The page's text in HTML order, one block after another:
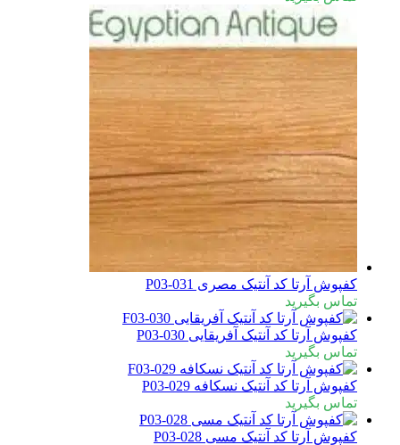
کفپوش آرتا کد آنتیک مصری P03-031
تماس بگیرید
کفپوش آرتا کد آنتیک آفریقایی P03-030
تماس بگیرید
کفپوش آرتا کد آنتیک نسکافه P03-029
تماس بگیرید
کفپوش آرتا کد آنتیک مسی P03-028